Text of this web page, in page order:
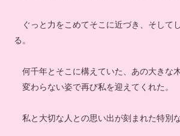
ぐっと力をこめてそこに近づき、そして
る。
何千年とそこに構えていた、あの大きな木
変わらない姿で再び私を迎えてくれた。
私と大切な人との思い出が刻まれた特別な